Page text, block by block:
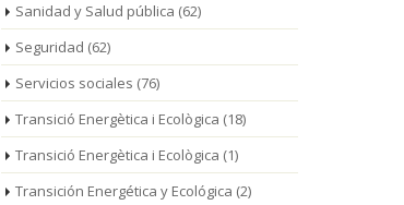
Sanidad y Salud pública (62)
Seguridad (62)
Servicios sociales (76)
Transició Energètica i Ecològica (18)
Transició Energètica i Ecològica (1)
Transición Energética y Ecológica (2)